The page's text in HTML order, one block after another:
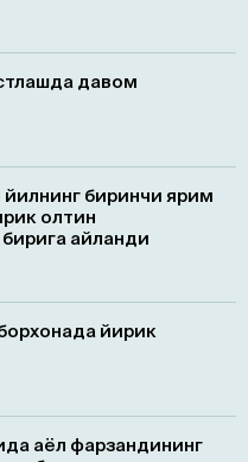
давом
биринчи ярим
олтин
айланди
йирик
аёл фарзандининг